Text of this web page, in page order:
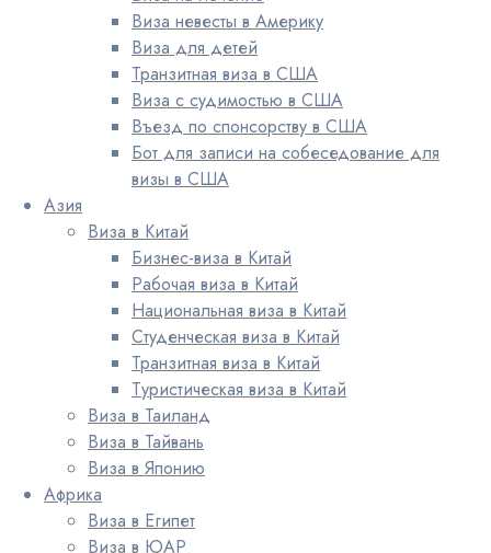
Виза невесты в Америку
Виза для детей
Транзитная виза в США
Виза с судимостью в США
Въезд по спонсорству в США
Бот для записи на собеседование для
визы в США
Азия
Виза в Китай
Бизнес-виза в Китай
Рабочая виза в Китай
Национальная виза в Китай
Студенческая виза в Китай
Транзитная виза в Китай
Туристическая виза в Китай
Виза в Таиланд
Виза в Тайвань
Виза в Японию
Африка
Виза в Египет
Виза в ЮАР